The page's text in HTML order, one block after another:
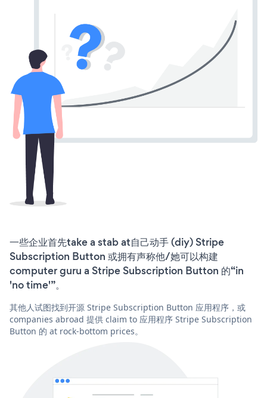
一些企业首先take a stab at自己动手 (diy) Stripe
Subscription Button 或拥有声称他/她可以构建
computer guru a Stripe Subscription Button 的“in
'no time'”。
其他人试图找到开源 Stripe Subscription Button 应用程序，或
companies abroad 提供 claim to 应用程序 Stripe Subscription
Button 的 at rock-bottom prices。